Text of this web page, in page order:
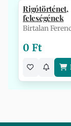
Rigótörténet,
feleségének
Birtalan
0 Ft